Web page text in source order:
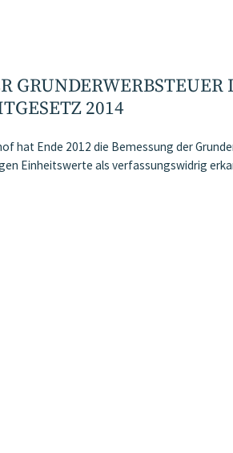
GRUNDERWERBSTEUER
2014
hat Ende 2012 die Bemessung der
Einheitswerte als verfassungswidrig